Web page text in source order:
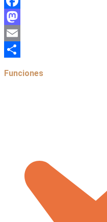
Facebook
Mastodon
Email
Funciones